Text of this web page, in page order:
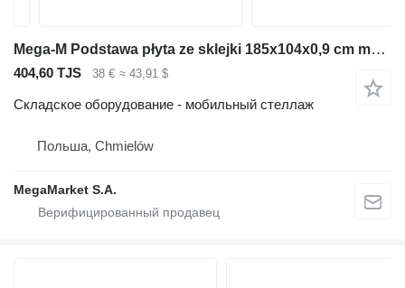
Mega-M Podstawa płyta ze sklejki 185x104x0,9 cm manurack duży nowa
404,60 TJS 38 € ≈ 43,91 $
Складское оборудование - мобильный стеллаж
Польша, Chmielów
MegaMarket S.A.